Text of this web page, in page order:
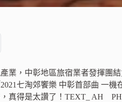
業，中彰地區旅宿業者發揮團
七淘郊饗樂 中彰首部曲 一
真得是太讚了！TEXT_ AH